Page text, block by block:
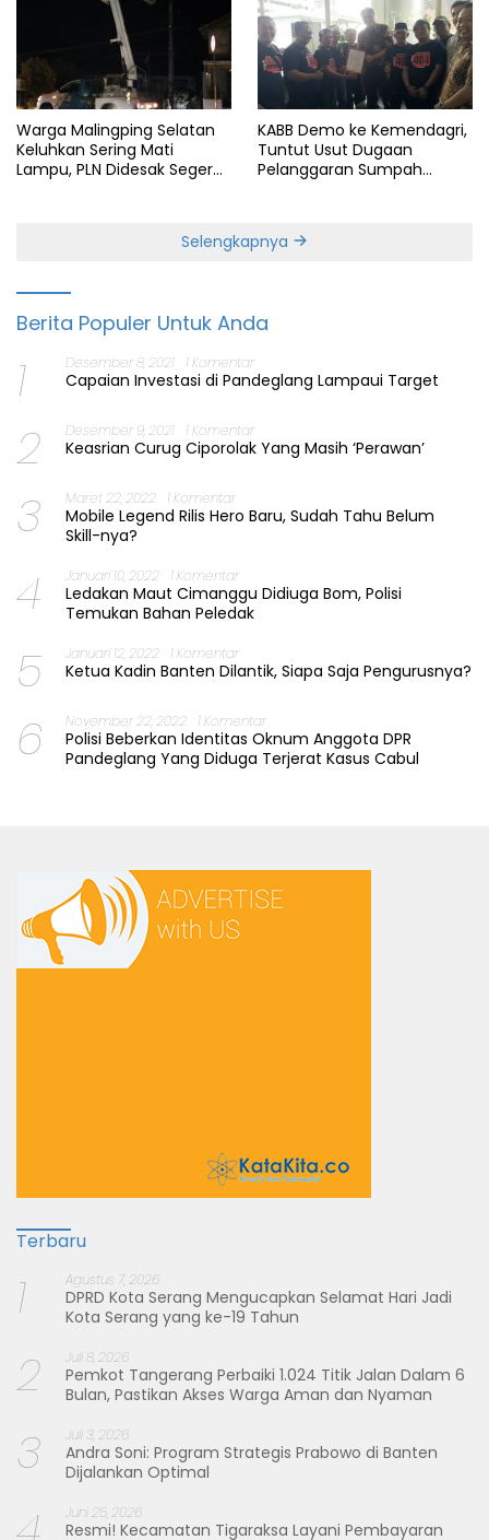
Warga Malingping Selatan
Keluhkan Sering Mati
Lampu, PLN Didesak Segera
KABB Demo ke Kemendagri,
Tuntut Usut Dugaan
Pelanggaran Sumpah
Selengkapnya
Berita Populer Untuk Anda
1 Desember 8, 2021 1 Komentar
Capaian Investasi di Pandeglang Lampaui Target
2 Desember 9, 2021 1 Komentar
Keasrian Curug Ciporolak Yang Masih ‘Perawan’
3 Maret 22, 2022 1 Komentar
Mobile Legend Rilis Hero Baru, Sudah Tahu Belum
Skill-nya?
4 Januari 10, 2022 1 Komentar
Ledakan Maut Cimanggu Didiuga Bom, Polisi
Temukan Bahan Peledak
5 Januari 12, 2022 1 Komentar
Ketua Kadin Banten Dilantik, Siapa Saja Pengurusnya?
6 November 22, 2022 1 Komentar
Polisi Beberkan Identitas Oknum Anggota DPR
Pandeglang Yang Diduga Terjerat Kasus Cabul
Terbaru
1 Agustus 7, 2026
DPRD Kota Serang Mengucapkan Selamat Hari Jadi
Kota Serang yang ke-19 Tahun
2 Juli 8, 2026
Pemkot Tangerang Perbaiki 1.024 Titik Jalan Dalam 6
Bulan, Pastikan Akses Warga Aman dan Nyaman
3 Juli 3, 2026
Andra Soni: Program Strategis Prabowo di Banten
Dijalankan Optimal
Juni 25, 2026
Resmi! Kecamatan Tigaraksa Layani Pembayaran